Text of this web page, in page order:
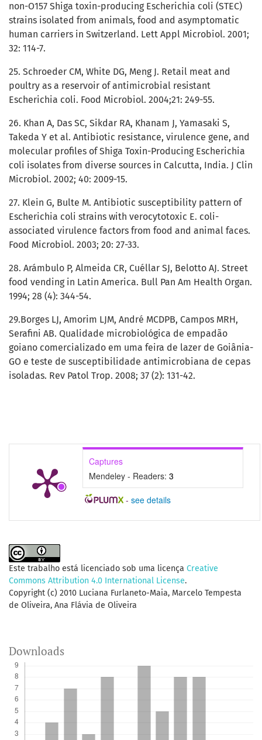
Captures
Mendeley - Readers: 3
- see details
non-O157 Shiga toxin-producing Escherichia coli (STEC)
strains isolated from animals, food and asymptomatic
human carriers in Switzerland. Lett Appl Microbiol. 2001;
32: 114-7.
25. Schroeder CM, White DG, Meng J. Retail meat and
poultry as a reservoir of antimicrobial resistant
Escherichia coli. Food Microbiol. 2004;21: 249-55.
26. Khan A, Das SC, Sikdar RA, Khanam J, Yamasaki S,
Takeda Y et al. Antibiotic resistance, virulence gene, and
molecular profiles of Shiga Toxin-Producing Escherichia
coli isolates from diverse sources in Calcutta, India. J Clin
Microbiol. 2002; 40: 2009-15.
27. Klein G, Bulte M. Antibiotic susceptibility pattern of
Escherichia coli strains with verocytotoxic E. coli-
associated virulence factors from food and animal faces.
Food Microbiol. 2003; 20: 27-33.
28. Arámbulo P, Almeida CR, Cuéllar SJ, Belotto AJ. Street
food vending in Latin America. Bull Pan Am Health Organ.
1994; 28 (4): 344-54.
29.Borges LJ, Amorim LJM, André MCDPB, Campos MRH,
Serafini AB. Qualidade microbiológica de empadão
goiano comercializado em uma feira de lazer de Goiânia-
GO e teste de susceptibilidade antimicrobiana de cepas
isoladas. Rev Patol Trop. 2008; 37 (2): 131-42.
Este trabalho está licenciado sob uma licença Creative
Commons Attribution 4.0 International License.
Copyright (c) 2010 Luciana Furlaneto-Maia, Marcelo Tempesta
de Oliveira, Ana Flávia de Oliveira
Downloads